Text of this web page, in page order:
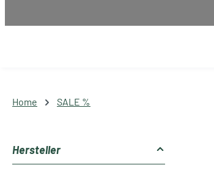
Home SALE %
Hersteller